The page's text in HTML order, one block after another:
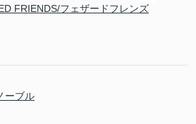
FRIENDS/フェザードフレンズ
ーブル